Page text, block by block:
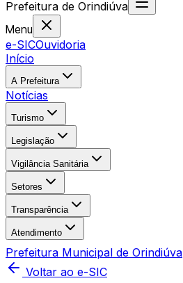
Prefeitura de Orindiúva
Menu
e-SICOuvidoria
Início
A Prefeitura
Notícias
Turismo
Legislação
Vigilância Sanitária
Setores
Transparência
Atendimento
Prefeitura Municipal de Orindiúva
Voltar ao e-SIC